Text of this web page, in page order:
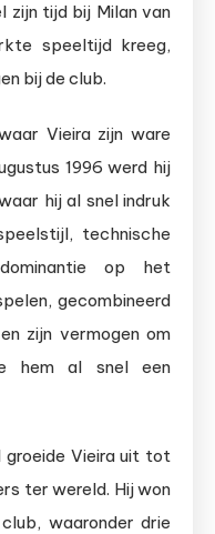
zijn tijd bij Milan van
speeltijd kreeg,
bij de club.
Vieira zijn ware
1996 werd hij
hij al snel indruk
technische
op het
gecombineerd
zijn vermogen om
hem al snel een
groeide Vieira uit tot
ter wereld. Hij won
waaronder drie